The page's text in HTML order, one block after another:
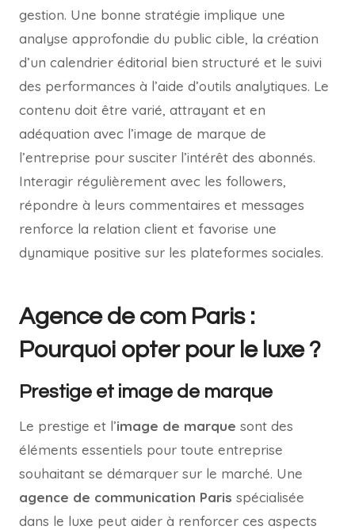
gestion. Une bonne stratégie implique une
analyse approfondie du public cible, la création
d’un calendrier éditorial bien structuré et le suivi
des performances à l’aide d’outils analytiques. Le
contenu doit être varié, attrayant et en
adéquation avec l’image de marque de
l’entreprise pour susciter l’intérêt des abonnés.
Interagir régulièrement avec les followers,
répondre à leurs commentaires et messages
renforce la relation client et favorise une
dynamique positive sur les plateformes sociales.
Agence de com Paris :
Pourquoi opter pour le luxe ?
Prestige et image de marque
Le prestige et l’image de marque sont des
éléments essentiels pour toute entreprise
souhaitant se démarquer sur le marché. Une
agence de communication Paris spécialisée
dans le luxe peut aider à renforcer ces aspects